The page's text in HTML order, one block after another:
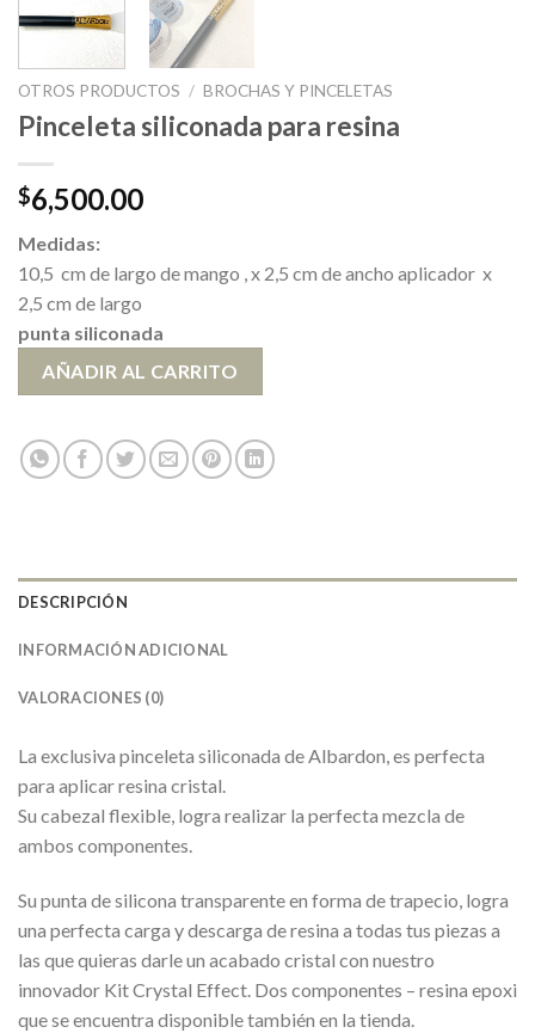
OTROS PRODUCTOS / BROCHAS Y PINCELETAS
Pinceleta siliconada para resina
$6,500.00
Medidas:
10,5 cm de largo de mango , x 2,5 cm de ancho aplicador x
2,5 cm de largo
punta siliconada
AÑADIR AL CARRITO
DESCRIPCIÓN
INFORMACIÓN ADICIONAL
VALORACIONES (0)
La exclusiva pinceleta siliconada de Albardon, es perfecta
para aplicar resina cristal.
Su cabezal flexible, logra realizar la perfecta mezcla de
ambos componentes.
Su punta de silicona transparente en forma de trapecio, logra
una perfecta carga y descarga de resina a todas tus piezas a
las que quieras darle un acabado cristal con nuestro
innovador Kit Crystal Effect. Dos componentes – resina epoxi
que se encuentra disponible también en la tienda.